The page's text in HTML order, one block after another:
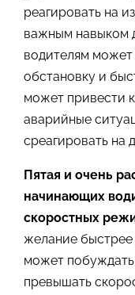
реагировать на
важным навыком
водителям
обстановку и
может привести
аварийные
среагировать на
Пятая и очень
начинающих
скоростных
желание быстрее
может
превышать